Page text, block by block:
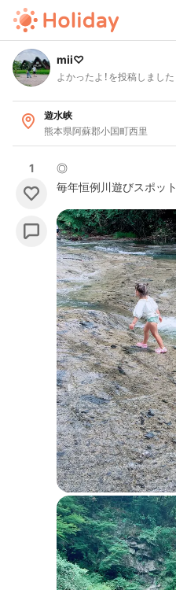
mii♡
よかったよ！を投稿しました
遊水峡
熊本県阿蘇郡小国町西里
1
◎
毎年恒例川遊びスポット